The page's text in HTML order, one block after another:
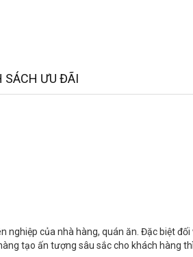
SÁCH ƯU ĐÃI
nghiệp của nhà hàng, quán ăn. Đặc biệt đối
tạo ấn tượng sâu sắc cho khách hàng thì